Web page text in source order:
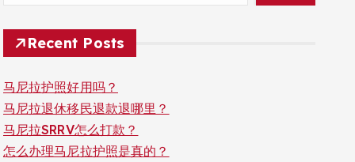
Recent Posts
马尼拉护照好用吗？
马尼拉退休移民退款退哪里？
马尼拉SRRV怎么打款？
怎么办理马尼拉护照是真的？